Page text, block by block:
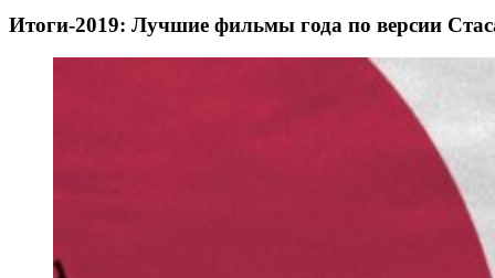
Итоги-2019: Лучшие фильмы года по версии